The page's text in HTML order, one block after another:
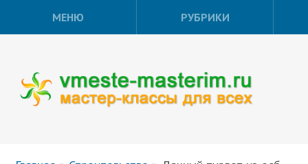
МЕНЮ РУБРИКИ